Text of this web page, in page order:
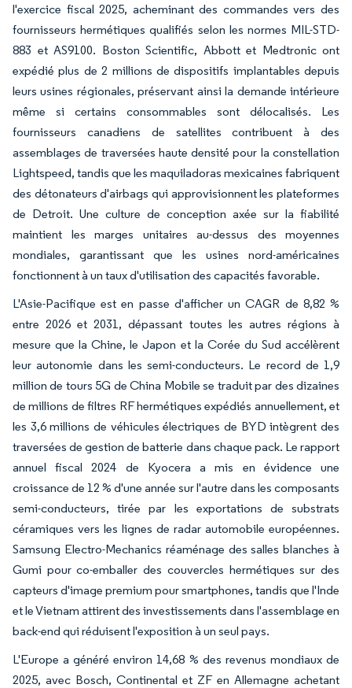
l'exercice fiscal 2025, acheminant des commandes vers des
fournisseurs hermétiques qualifiés selon les normes MIL-STD-
883 et AS9100. Boston Scientific, Abbott et Medtronic ont
expédié plus de 2 millions de dispositifs implantables depuis
leurs usines régionales, préservant ainsi la demande intérieure
même si certains consommables sont délocalisés. Les
fournisseurs canadiens de satellites contribuent à des
assemblages de traversées haute densité pour la constellation
Lightspeed, tandis que les maquiladoras mexicaines fabriquent
des détonateurs d'airbags qui approvisionnent les plateformes
de Detroit. Une culture de conception axée sur la fiabilité
maintient les marges unitaires au-dessus des moyennes
mondiales, garantissant que les usines nord-américaines
fonctionnent à un taux d'utilisation des capacités favorable.
L'Asie-Pacifique est en passe d'afficher un CAGR de 8,82 %
entre 2026 et 2031, dépassant toutes les autres régions à
mesure que la Chine, le Japon et la Corée du Sud accélèrent
leur autonomie dans les semi-conducteurs. Le record de 1,9
million de tours 5G de China Mobile se traduit par des dizaines
de millions de filtres RF hermétiques expédiés annuellement, et
les 3,6 millions de véhicules électriques de BYD intègrent des
traversées de gestion de batterie dans chaque pack. Le rapport
annuel fiscal 2024 de Kyocera a mis en évidence une
croissance de 12 % d'une année sur l'autre dans les composants
semi-conducteurs, tirée par les exportations de substrats
céramiques vers les lignes de radar automobile européennes.
Samsung Electro-Mechanics réaménage des salles blanches à
Gumi pour co-emballer des couvercles hermétiques sur des
capteurs d'image premium pour smartphones, tandis que l'Inde
et le Vietnam attirent des investissements dans l'assemblage en
back-end qui réduisent l'exposition à un seul pays.
L'Europe a généré environ 14,68 % des revenus mondiaux de
2025, avec Bosch, Continental et ZF en Allemagne achetant